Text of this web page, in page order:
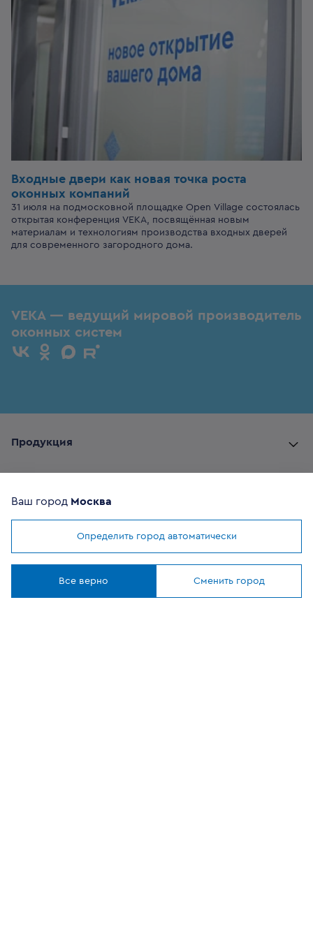
Входные двери как новая точка роста
оконных компаний
31 июля на подмосковной площадке Open Village состоялась
открытая конференция VEKA, посвящённая новым
материалам и технологиям производства входных дверей
для современного загородного дома.
Мы используем cookies
VEKA — ведущий мировой производитель
оконных систем
Продукция
Где купить
Ваш город Москва
Определить город автоматически
Все верно Сменить город